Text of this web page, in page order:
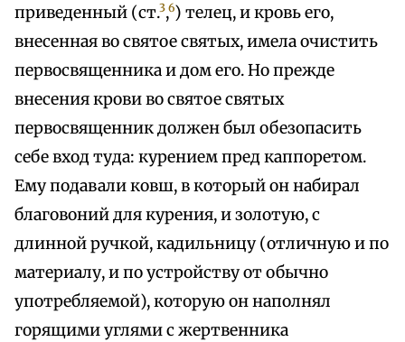
приведенный (ст.3,6) телец, и кровь его,
внесенная во святое святых, имела очистить
первосвященника и дом его. Но прежде
внесения крови во святое святых
первосвященник должен был обезопасить
себе вход туда: курением пред каппоретом.
Ему подавали ковш, в который он набирал
благовоний для курения, и золотую, с
длинной ручкой, кадильницу (отличную и по
материалу, и по устройству от обычно
употребляемой), которую он наполнял
горящими углями с жертвенника